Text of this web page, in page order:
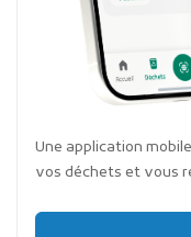
Une application
vos déchets et vous